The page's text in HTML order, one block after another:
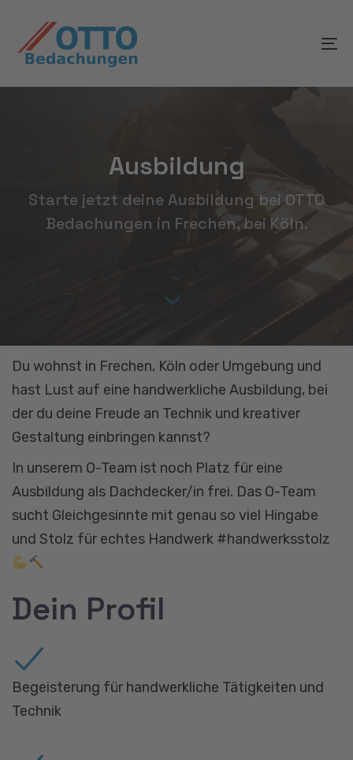
content
Ausbildung
Starte jetzt deine Ausbildung bei OTTO
Bedachungen in Frechen, bei Köln.
Du wohnst in Frechen, Köln oder Umgebung und
hast Lust auf eine handwerkliche Ausbildung, bei
der du deine Freude an Technik und kreativer
Gestaltung einbringen kannst?
In unserem O-Team ist noch Platz für eine
Ausbildung als Dachdecker/in frei. Das O-Team
sucht Gleichgesinnte mit genau so viel Hingabe
und Stolz für echtes Handwerk #handwerksstolz
Dein Profil
Begeisterung für handwerkliche Tätigkeiten und
Technik